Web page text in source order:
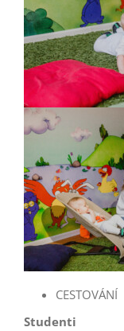
CESTOVÁNÍ
Studenti